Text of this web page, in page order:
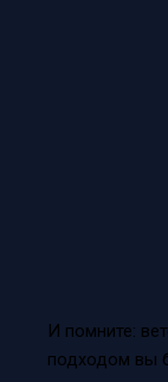
И помните:
подходом вы